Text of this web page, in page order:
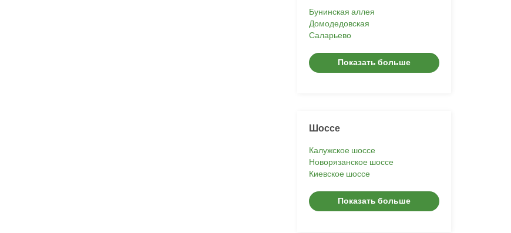
Бунинская аллея
Домодедовская
Саларьево
Показать больше
Шоссе
Калужское шоссе
Новорязанское шоссе
Киевское шоссе
Показать больше